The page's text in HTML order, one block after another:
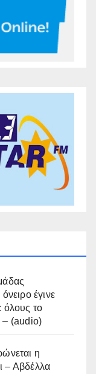
έγινε
όλους το
– (audio)
η
– Αβδέλλα